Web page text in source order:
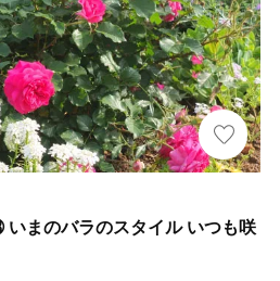
まのバラのスタイル いつも咲